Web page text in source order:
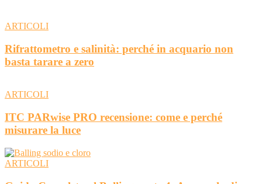
ARTICOLI
Rifrattometro e salinità: perché in acquario non
basta tarare a zero
ARTICOLI
ITC PARwise PRO recensione: come e perché
misurare la luce
ARTICOLI